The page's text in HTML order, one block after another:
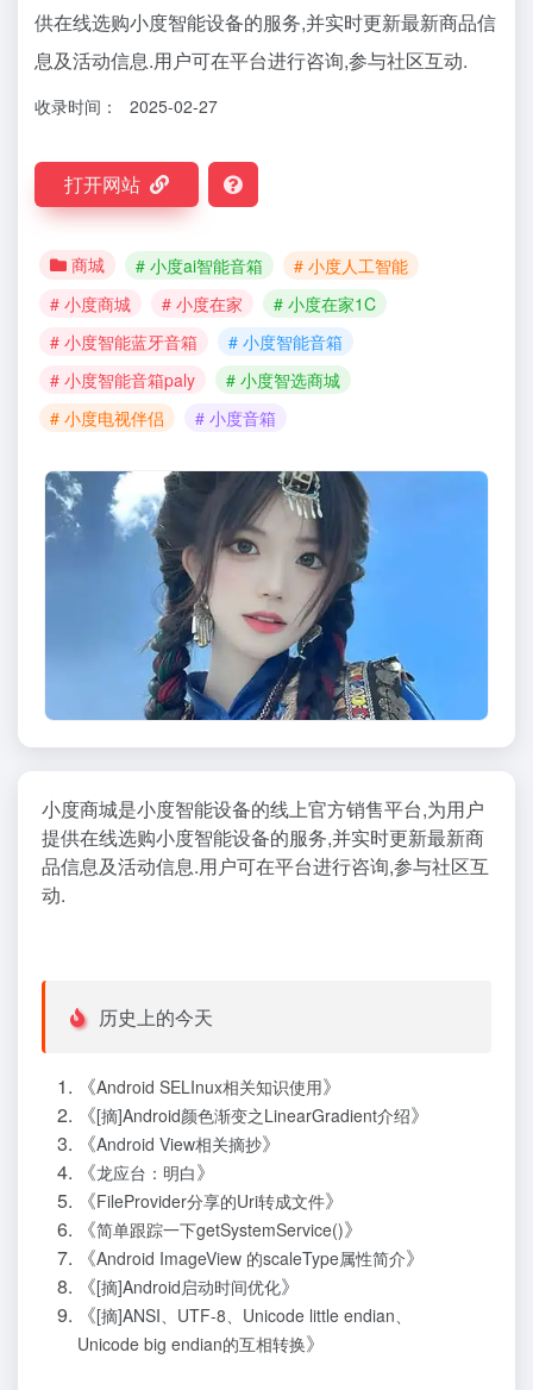
供在线选购小度智能设备的服务,并实时更新最新商品信
息及活动信息.用户可在平台进行咨询,参与社区互动.
收录时间： 2025-02-27
打开网站
商城 # 小度ai智能音箱
# 小度人工智能
# 小度商城
# 小度在家
# 小度在家1C
# 小度智能蓝牙音箱
# 小度智能音箱
# 小度智能音箱paly
# 小度智选商城
# 小度电视伴侣
# 小度音箱
小度商城是小度智能设备的线上官方销售平台,为用户
提供在线选购小度智能设备的服务,并实时更新最新商
品信息及活动信息.用户可在平台进行咨询,参与社区互
动.
历史上的今天
《Android SELInux相关知识使用》
《[摘]Android颜色渐变之LinearGradient介绍》
《Android View相关摘抄》
《龙应台：明白》
《FileProvider分享的Uri转成文件》
《简单跟踪一下getSystemService()》
《Android ImageView 的scaleType属性简介》
《[摘]Android启动时间优化》
《[摘]ANSI、UTF-8、Unicode little endian、
Unicode big endian的互相转换》